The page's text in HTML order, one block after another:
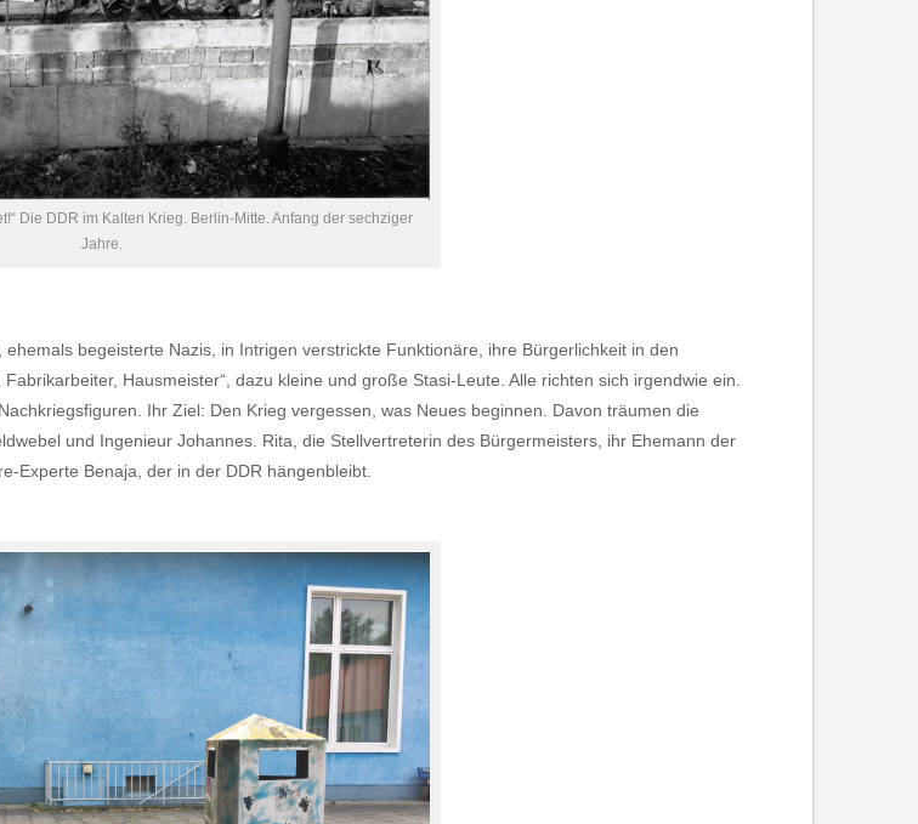
Die DDR im Kalten Krieg. Berlin-Mitte. Anfang der sechziger
Jahre.
begeisterte Nazis, in Intrigen verstrickte Funktionäre, ihre Bürgerlichkeit in den
Hausmeister“, dazu kleine und große Stasi-Leute. Alle richten sich irgendwie ein.
Ihr Ziel: Den Krieg vergessen, was Neues beginnen. Davon träumen die
und Ingenieur Johannes. Rita, die Stellvertreterin des Bürgermeisters, ihr Ehemann der
Experte Benaja, der in der DDR hängenbleibt.